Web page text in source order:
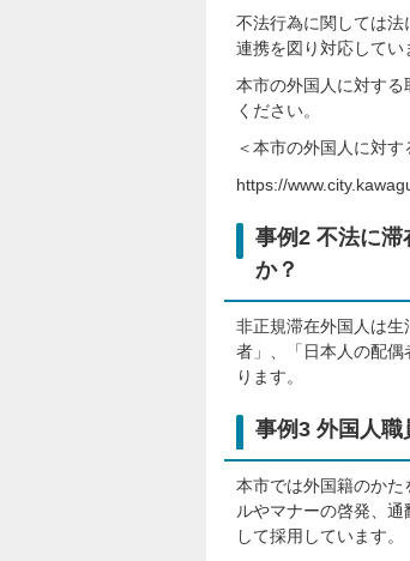
不法行為に関しては
連携を図り対応してい
本市の外国人に対す
ください。
＜本市の外国人に対
https://
事例2 不法に
か？
非正規滞在外国人は
者」、「日本人の配
ります。
事例3 外国人職
本市では外国籍のか
ルやマナーの啓発、
して採用しています。